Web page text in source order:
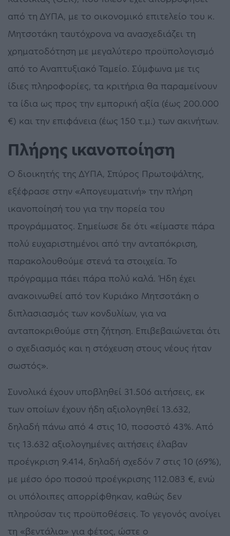
από τη ΔΥΠΑ, με το οικονομικό επιτελείο του κ.
Μητσοτάκη ταυτόχρονα να ανασχεδιάζει τη
χρηματοδότηση με μεγαλύτερο προϋπολογισμό
από το Αναπτυξιακό Ταμείο. Σύμφωνα με τις
ίδιες πληροφορίες, τα κριτήρια θα παραμείνουν
τα ίδια ως προς την εμπορική αξία (έως 200.000
€) και την επιφάνεια (έως 150 τ.μ.) των ακινήτων.
Πλήρης ικανοποίηση
Ο διοικητής της ΔΥΠΑ, Σπύρος Πρωτοψάλτης,
εξέφρασε στην «Απογευματινή» την πλήρη
ικανοποίησή του για την πορεία του
προγράμματος. Σημείωσε δε ότι «είμαστε πάρα
πολύ ευχαριστημένοι από την ανταπόκριση,
παρακολουθούμε στενά τα στοιχεία. Το
πρόγραμμα πάει πάρα πολύ καλά. Ήδη έχει
ανακοινωθεί από τον Κυριάκο Μητσοτάκη ο
διπλασιασμός των κονδυλίων, για να
ανταποκριθούμε στη ζήτηση. Επιβεβαιώνεται ότι
ο σχεδιασμός και η στόχευση στους νέους ήταν
σωστός».
Συνολικά έχουν υποβληθεί 31.506 αιτήσεις, εκ
των οποίων έχουν ήδη αξιολογηθεί 13.632,
δηλαδή πάνω από 4 στις 10, ποσοστό 43%. Από
τις 13.632 αξιολογημένες αιτήσεις έλαβαν
προέγκριση 9.414, δηλαδή σχεδόν 7 στις 10 (69%),
με μέσο όρο ποσού προέγκρισης 112.083 €, ενώ
οι υπόλοιπες απορρίφθηκαν, καθώς δεν
πληρούσαν τις προϋποθέσεις. Το γεγονός ανοίγει
τη «βεντάλια» για φέτος, ώστε ο